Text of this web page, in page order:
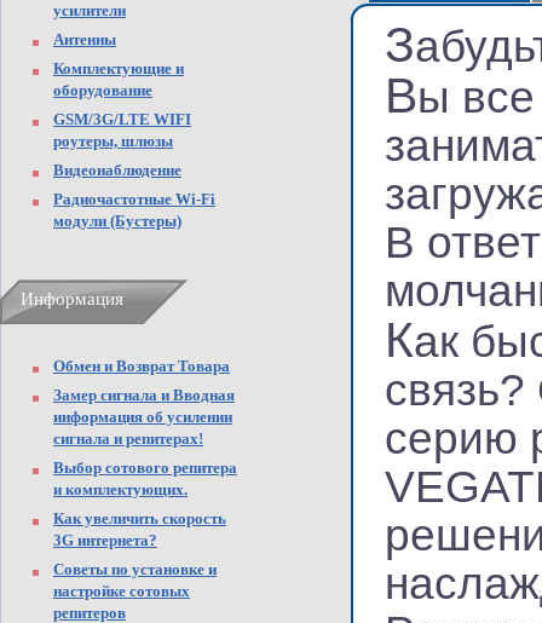
усилители
Антенны
Комплектующие и
оборудование
GSM/3G/LTE WIFI
роутеры, шлюзы
Видеонаблюдение
Радиочастотные Wi-Fi
модули (Бустеры)
Информация
Обмен и Возврат Товара
Замер сигнала и Вводная
информация об усилении
сигнала и репитерах!
Выбор сотового репитера
и комплектующих.
Как увеличить скорость
3G интернета?
Советы по установке и
настройке сотовых
репитеров
З
Вы
В
Как
серию